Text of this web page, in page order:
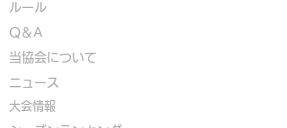
ルール
Q＆A
​当協会について
​ニュース
大会情報